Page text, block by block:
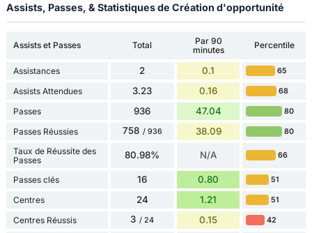
Assists, Passes, & Statistiques de Création d'opportunité
Assists et Passes Total
Par 90
minutes
Percentile
Assistances 2 0.1 65
Assists Attendues 3.23 0.16 68
Passes 936 47.04 80
Passes Réussies 758 / 936 38.09 80
Taux de Réussite des
Passes
80.98% N/A 66
Passes clés 16 0.80 51
Centres 24 1.21 51
Centres Réussis 3 / 24 0.15 42